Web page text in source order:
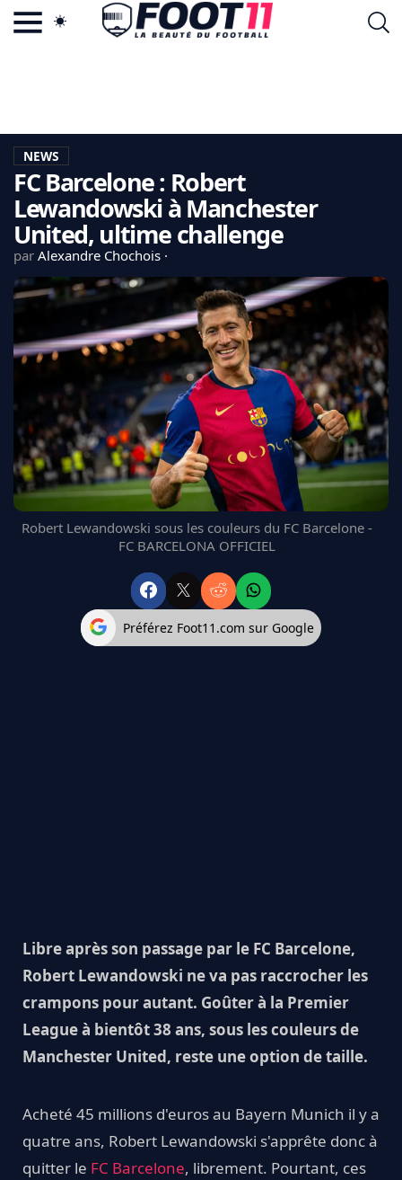
LA CHARTE
VIE PRIVÉE
CGU
CONTACTEZ-NOUS
MERCATO
EDF
PSG
REAL MADRID
FC BARCELONE
MANCHESTER UNITED
CHELSEA
ARSENAL
BAYERN
L'AVIS DE LA RÉDAC'
NEWS
FC Barcelone : Robert
Lewandowski à Manchester
United, ultime challenge
par Alexandre Chochois
Robert Lewandowski sous les couleurs du FC Barcelone -
FC BARCELONA OFFICIEL
Préférez Foot11.com sur Google
Libre après son passage par le FC Barcelone,
Robert Lewandowski ne va pas raccrocher les
crampons pour autant. Goûter à la Premier
League à bientôt 38 ans, sous les couleurs de
Manchester United, reste une option de taille.
Acheté 45 millions d'euros au Bayern Munich il y a
quatre ans, Robert Lewandowski s'apprête donc à
quitter le FC Barcelone, librement. Pourtant, ces